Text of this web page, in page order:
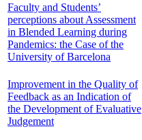
Faculty and Studentsʼ
perceptions about Assessment
in Blended Learning during
Pandemics: the Case of the
University of Barcelona
Improvement in the Quality of
Feedback as an Indication of
the Development of Evaluative
Judgement